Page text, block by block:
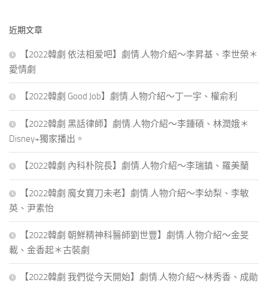
字:
近期文章
【2022韓劇 依法相爱吧】劇情.人物介紹～李昇基、李世榮＊
愛情劇
【2022韓劇 Good Job】劇情.人物介紹～丁一宇、權俞利
【2022韓劇 黑話律師】劇情.人物介紹～李鍾碩、林潤娥＊
Disney+獨家播出。
【2022韓劇 內科朴院長】劇情.人物介紹～李瑞鎮、羅美蘭
【2022韓劇 魔女寶刀未老】劇情.人物介紹～李幼梨、李敏
英、尹素怡
【2022韓劇 朝鮮精神科醫師劉世豐】劇情.人物介紹～金旻
載、金香起＊古裝劇
【2022韓劇 我們從今天開始】劇情.人物介紹～林秀香、成勛